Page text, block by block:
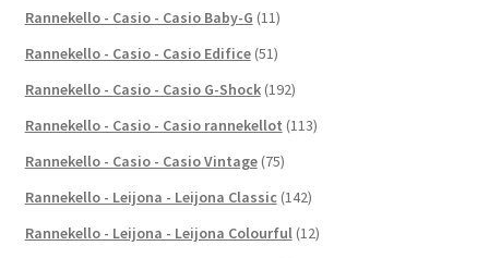
Rannekello - Casio - Casio Baby-G (11)
Rannekello - Casio - Casio Edifice (51)
Rannekello - Casio - Casio G-Shock (192)
Rannekello - Casio - Casio rannekellot (113)
Rannekello - Casio - Casio Vintage (75)
Rannekello - Leijona - Leijona Classic (142)
Rannekello - Leijona - Leijona Colourful (12)